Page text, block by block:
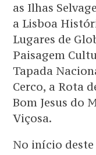
as Ilhas
a Lisboa
Lugares de
Paisagem
Tapada
Cerco, a Rota
Bom Jesus do
Viçosa.
No início deste